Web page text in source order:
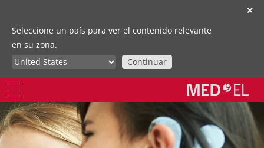
✕
Seleccione un país para ver el contenido relevante
en su zona.
Continuar